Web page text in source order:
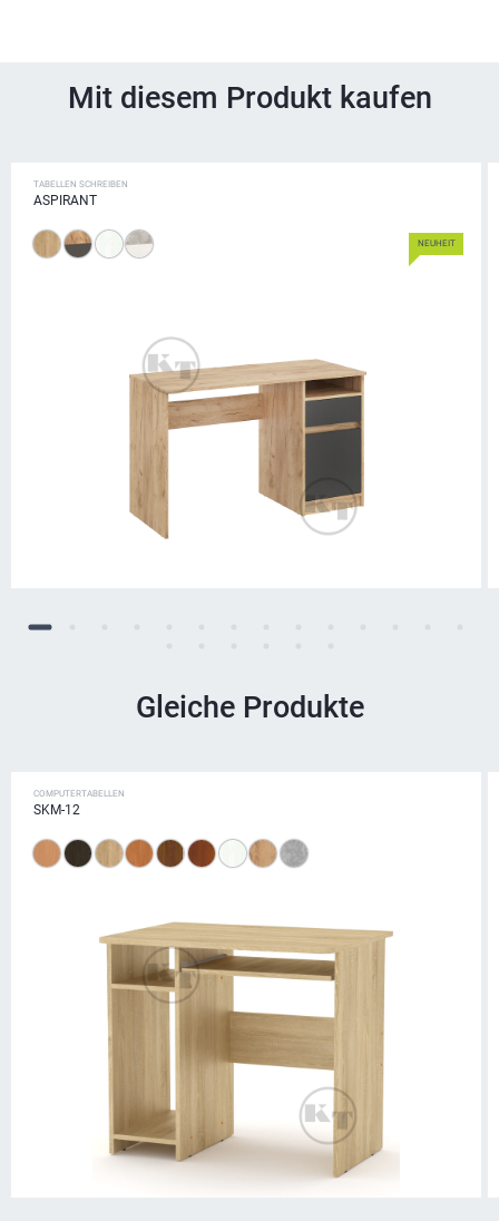
Mit diesem Produkt kaufen
TABELLEN SCHREIBEN
ASPIRANT
NEUHEIT
Gleiche Produkte
COMPUTERTABELLEN
SKM-12